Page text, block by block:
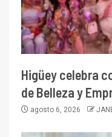
Higüey celebra
de Belleza y
agosto 6, 2026